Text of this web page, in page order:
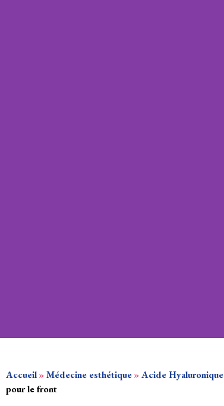
Accueil»Médecine esthétique»Acide Hyaluronique
pour le front